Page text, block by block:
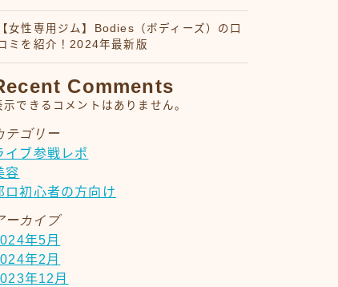
【女性専用ジム】Bodies（ボディーズ）の口
ミを紹介！2024年最新版
Comments
示できるコメントはありません。
テゴリー
イブ参戦レポ
容
ロ初心者の方向け
ーカイブ
年5月
年2月
年12月